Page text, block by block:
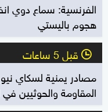
الفرنسية: سماع دوي
هجوم باليستي
l قبل 5 ساعات
مصادر يمنية لسكاي
المقاومة والحوثيين